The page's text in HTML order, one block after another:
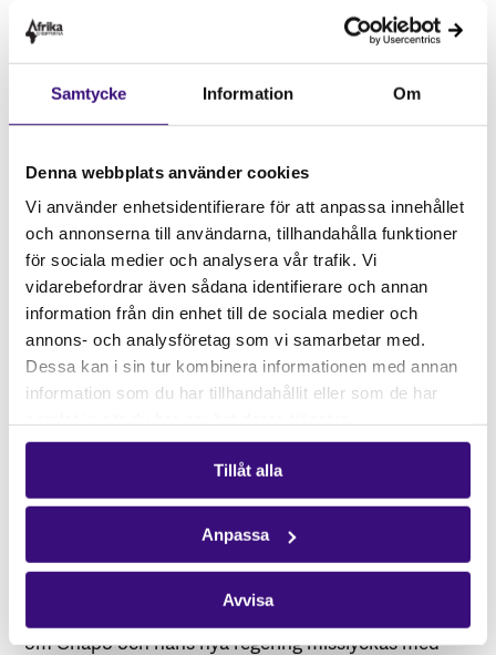
Samtycke Information Om
Denna webbplats använder cookies
Vi använder enhetsidentifierare för att anpassa innehållet
och annonserna till användarna, tillhandahålla funktioner
för sociala medier och analysera vår trafik. Vi
vidarebefordrar även sådana identifierare och annan
information från din enhet till de sociala medier och
annons- och analysföretag som vi samarbetar med.
Dessa kan i sin tur kombinera informationen med annan
information som du har tillhandahållit eller som de har
Tillåt alla
Anpassa
Avvisa
lösning för att få slut på den pågående konflikten.
Mondlane har meddelat att han är beredd att
samarbeta för att sluta fred men vägrar att delta i
den nya regeringen. Efter att Daniel Chapo svors in
som president har Mondlane uppmuntrat sina
demonstrationer i hopp om valrättvisa. Samtidigt har
han skapat en lista med villkor som han anser måste
uppfyllas under Chapos första 100 dagar för att fred
ska kunna uppnås (Club of Mozambique,The
Guardian).
Listan består av åtgärder som Mondlane anser vara
grundläggande för landets försoningsarbete. Bland
dessa kräver han ett slut på våldet mot protestanter,
villkorslös frigivning av de som gripits i samband
med demonstrationerna, gratis medicinsk vård till de
som skadats samt ekonomisk kompensation till
familjer vars medlemmar gått bort i samband med
protesterna. Han meddelar att om regeringen lyckas
uppfylla dessa krav under de nästkommande tre
om samarbete. Däremot informerar Mondlane att
om Chapo och hans nya regering misslyckas med